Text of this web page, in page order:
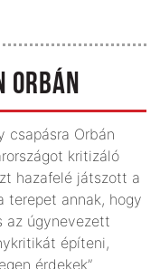
ORBÁN
csapásra Orbán
kritizáló
hazafelé játszott a
terepet annak, hogy
az úgynevezett
építeni,
érdekek”